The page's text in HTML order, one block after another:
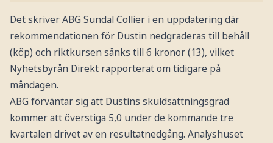
Det skriver ABG Sundal Collier i en uppdatering där
rekommendationen för Dustin nedgraderas till behåll
(köp) och riktkursen sänks till 6 kronor (13), vilket
Nyhetsbyrån Direkt rapporterat om tidigare på
måndagen.
ABG förväntar sig att Dustins skuldsättningsgrad
kommer att överstiga 5,0 under de kommande tre
kvartalen drivet av en resultatnedgång. Analyshuset